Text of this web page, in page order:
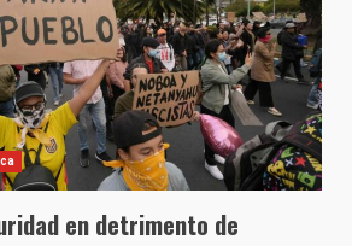
en detrimento de